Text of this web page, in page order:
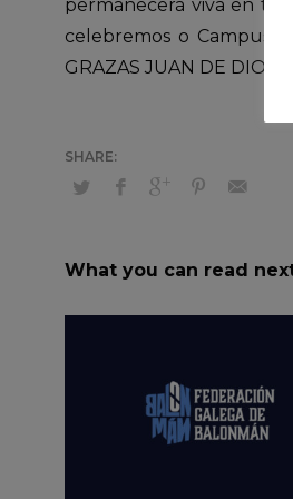
permanecerá viva en
celebremos o Campus
GRAZAS JUAN DE DIOS
What you can read